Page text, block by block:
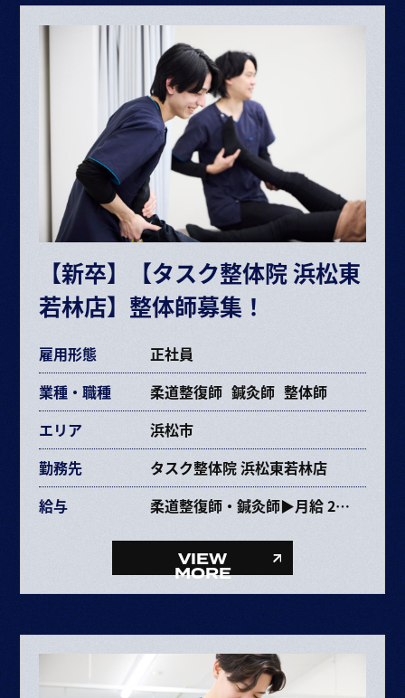
整体師▶月給 227,353円〜453,670円
給与内訳
・基本給 193,072～385,264円
・固定残業代 34,281円～68,406円（25時間）
ボーナス・賞与（業績に応じて年2回）
昇給 半年に1回査定
※給与は経験や能力により決定
※試用期間6ヶ月（期間中の条件変更なし）
※固定残業時間を超えた場合は超過分別途支給
交通費規定支給
各種手当あり
【新卒】【タスク整体院 浜松東
若林店】整体師募集！
雇用形態
正社員
業種・職種
柔道整復師 鍼灸師 整体師
エリア
浜松市
勤務先
タスク整体院 浜松東若林店
給与
柔道整復師・鍼灸師▶月給 237,353円〜463,670円
・基本給 193,072～385,264円
・固定残業代 34,281円～68,406円（25時間）
・資格手当 10,000円
整体師▶月給 227,353円〜453,670円
・基本給 193,072～385,264円
VIEW
MORE